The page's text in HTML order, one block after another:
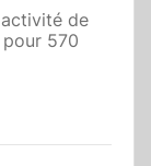
activité de
570
de robots